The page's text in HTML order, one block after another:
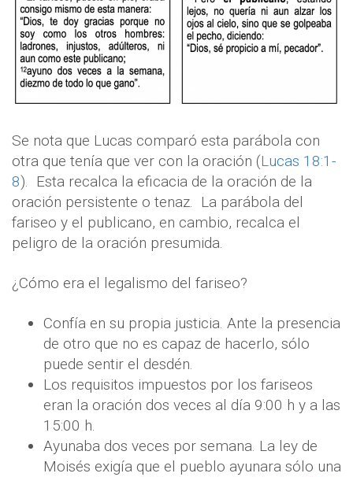
Se nota que Lucas comparó esta parábola con
otra que tenía que ver con la oración (Lucas 18:1-
8). Esta recalca la eficacia de la oración de la
oración persistente o tenaz. La parábola del
fariseo y el publicano, en cambio, recalca el
peligro de la oración presumida.
¿Cómo era el legalismo del fariseo?
Confía en su propia justicia. Ante la presencia
de otro que no es capaz de hacerlo, sólo
puede sentir el desdén.
Los requisitos impuestos por los fariseos
eran la oración dos veces al día 9:00 h y a las
15:00 h.
Ayunaba dos veces por semana. La ley de
Moisés exigía que el pueblo ayunara sólo una